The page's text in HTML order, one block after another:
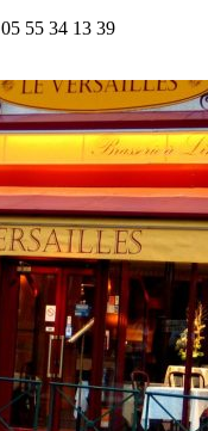
05 55 34 13 39